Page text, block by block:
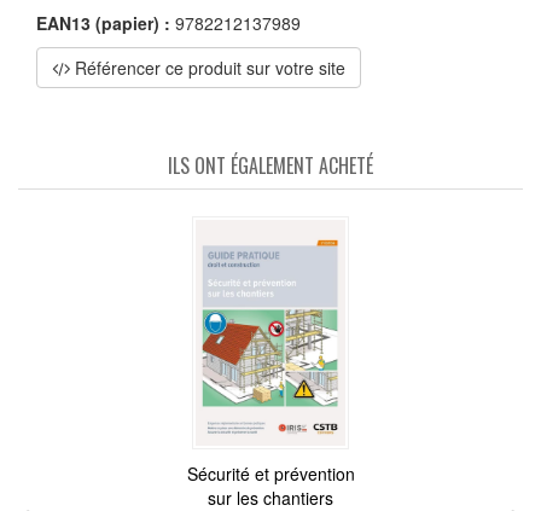
EAN13 (papier) : 9782212137989
Référencer ce produit sur votre site
ILS ONT ÉGALEMENT ACHETÉ
Sécurité et prévention
sur les chantiers